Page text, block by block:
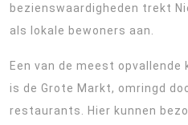
bezienswaardigheden trekt
als lokale bewoners aan.
Een van de meest opvallende
is de Grote Markt, omringd
restaurants. Hier kunnen